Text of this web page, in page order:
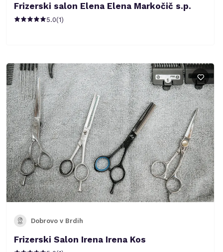
Frizerski salon Elena Elena Markočič s.p.
5.0(1)
Dobrovo v Brdih
Frizerski Salon Irena Irena Kos